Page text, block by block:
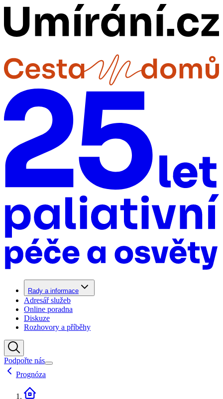
Rady a informace
Adresář služeb
Online poradna
Diskuze
Rozhovory a příběhy
Podpořte nás
Prognóza